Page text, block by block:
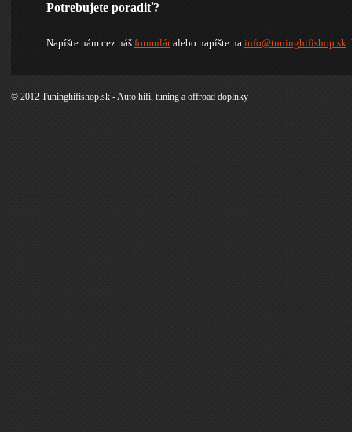
Potrebujete poradiť?
Napíšte nám cez náš formuláralebo napíšte na info@tuninghifishop.sk.
© 2012 Tuninghifishop.sk - Auto hifi, tuning a offroad doplnky